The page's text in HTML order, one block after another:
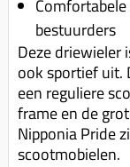
bestuurders
Deze driewieler
ook sportief uit.
een reguliere
frame en de
Nipponia Pride
scootmobielen.